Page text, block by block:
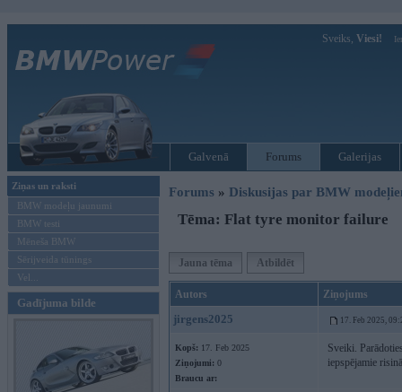
Sveiks, Viesi!
Galvenā Forums Galerijas
Ziņas un raksti
BMW modeļu jaunumi
BMW testi
Mēneša BMW
Sērijveida tūnings
Vel...
Gadījuma bilde
Forums » Diskusijas par BMW
Tēma: Flat tyre monitor failure
Jauna tēma Atbildēt
Autors Ziņojums
jirgens2025 17. Feb 2025,
Kopš: 17. Feb 2025
Ziņojumi: 0
Braucu ar:
Sveiki.
iepspējamie